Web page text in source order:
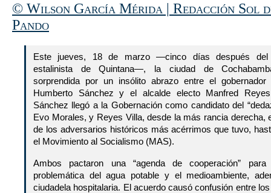
© Wilson García Mérida | Redacción Sol
Pando
Este jueves, 18 de marzo —cinco días después del
estalinista de Quintana—, la ciudad de
sorprendida por un insólito abrazo entre el gobernador
Humberto Sánchez y el alcalde electo Manfred
Sánchez llegó a la Gobernación como candidato del
Evo Morales, y Reyes Villa, desde la más rancia derecha,
de los adversarios históricos más acérrimos que tuvo,
el Movimiento al Socialismo (MAS).
Ambos pactaron una “agenda de cooperación”
problemática del agua potable y el medioambiente,
ciudadela hospitalaria. El acuerdo causó confusión entre